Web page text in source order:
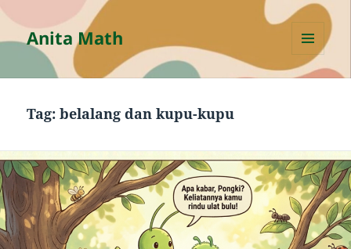
Anita Math
MENU
AND
Tag:belalang dan kupu-kupu